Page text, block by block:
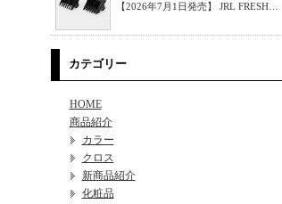
【2026年7月1日発売】 JRL FRESH…
カテゴリー
HOME
商品紹介
カラー
クロス
新商品紹介
化粧品